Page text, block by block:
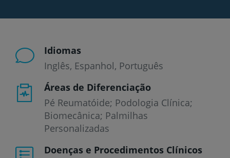
Idiomas
Inglês Espanhol Português
Áreas de Diferenciação
Pé Reumatóide; Podologia Clínica;
Biomecânica; Palmilhas
Personalizadas
Doenças e Procedimentos Clínicos